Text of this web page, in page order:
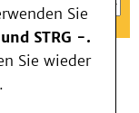
Sie
und STRG -.
Sie wieder
(KIM)